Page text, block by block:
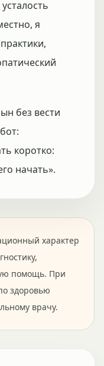
я
без вести
коротко:
начать».
характер
помощь. При
здоровью
врачу.